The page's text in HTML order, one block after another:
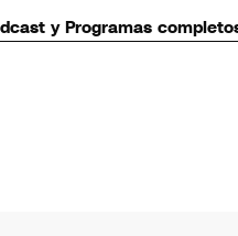
y Programas